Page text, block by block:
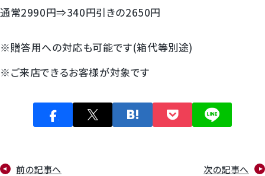
通常2990円⇒340円引きの2650円
※贈答用への対応も可能です(箱代等別途)
※ご来店できるお客様が対象です
前の記事へ
次の記事へ